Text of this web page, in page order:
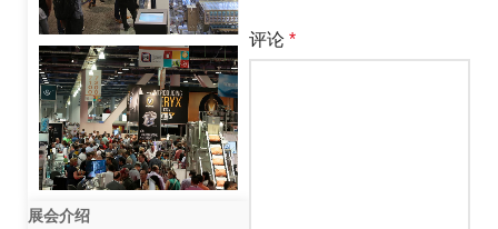
展会介绍
评论 *